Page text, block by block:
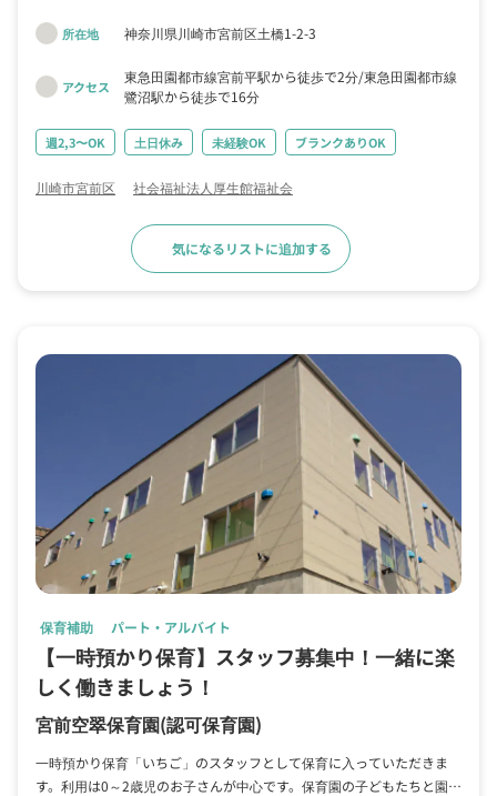
所在地 神奈川県川崎市宮前区土橋1-2-3
アクセス
東急田園都市線宮前平駅から徒歩で2分 東急田園都市線
鷺沼駅から徒歩で16分
週2,3〜OK 土日休み 未経験OK ブランクありOK
川崎市宮前区 社会福祉法人厚生館福祉会
気になるリストに追加する
保育補助 パート・アルバイト
【一時預かり保育】スタッフ募集中！一緒に楽
しく働きましょう！
宮前空翠保育園(認可保育園)
一時預かり保育「いちご」のスタッフとして保育に入っていただきま
す。利用は0～2歳児のお子さんが中心です。保育園の子どもたちと園庭